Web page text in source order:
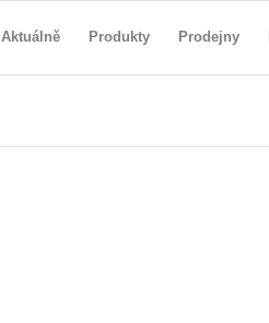
Aktuálně Produkty Prodejny